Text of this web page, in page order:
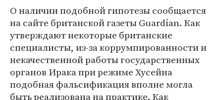
О наличии подобной гипотезы сообщается
на сайте британской газеты Guardian. Как
утверждают некоторые британские
специалисты, из-за коррумпированности и
некачественной работы государственных
органов Ирака при режиме Хусейна
подобная фальсификация вполне могла
быть реализована на практике. Как